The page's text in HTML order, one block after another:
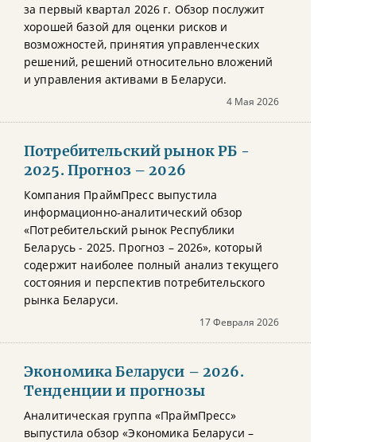
за первый квартал 2026 г. Обзор послужит
хорошей базой для оценки рисков и
возможностей, принятия управленческих
решений, решений относительно вложений
и управления активами в Беларуси.
4 Мая 2026
Потребительский рынок РБ -
2025. Прогноз – 2026
Компания ПраймПресс выпустила
информационно-аналитический обзор
«Потребительский рынок Республики
Беларусь - 2025. Прогноз – 2026», который
содержит наиболее полный анализ текущего
состояния и перспектив потребительского
рынка Беларуси.
17 Февраля 2026
Экономика Беларуси – 2026.
Тенденции и прогнозы
Аналитическая группа «ПраймПресс»
выпустила обзор «Экономика Беларуси –